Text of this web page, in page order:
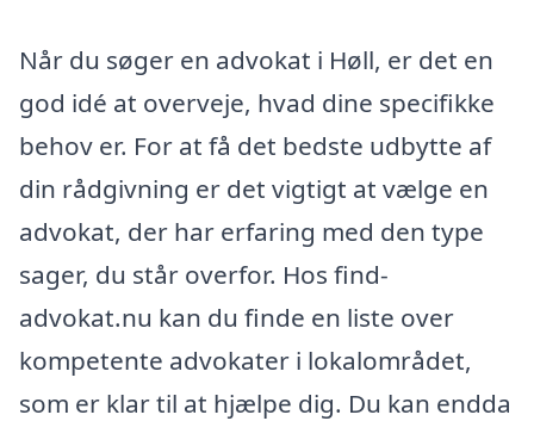
Når du søger en advokat i Høll, er det en
god idé at overveje, hvad dine specifikke
behov er. For at få det bedste udbytte af
din rådgivning er det vigtigt at vælge en
advokat, der har erfaring med den type
sager, du står overfor. Hos find-
advokat.nu kan du finde en liste over
kompetente advokater i lokalområdet,
som er klar til at hjælpe dig. Du kan endda